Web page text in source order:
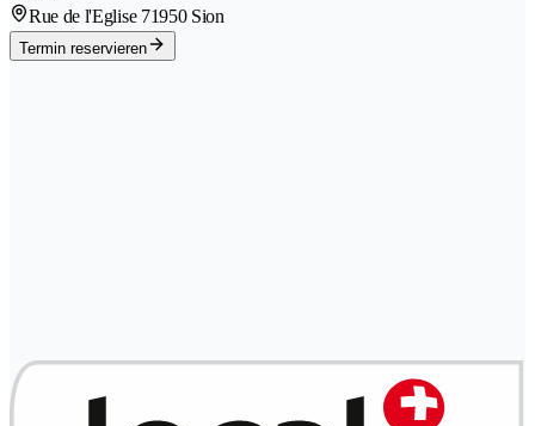
Rue de l'Eglise 71950 Sion
Termin reservieren